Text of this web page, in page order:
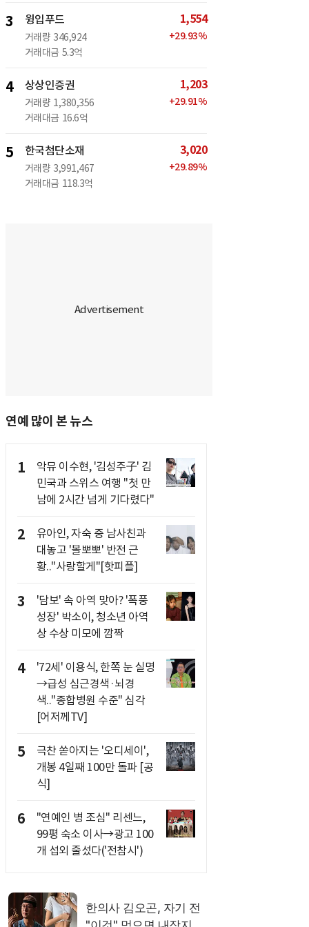
3 윙입푸드
거래량 346,924
거래대금 5.3억
1,554
+29.93%
4 상상인증권
거래량 1,380,356
거래대금 16.6억
1,203
+29.91%
5 한국첨단소재
거래량 3,991,467
거래대금 118.3억
3,020
+29.89%
연예 많이 본 뉴스
1
악뮤 이수현, '김성주子' 김
민국과 스위스 여행 "첫 만
남에 2시간 넘게 기다렸다"
2
유아인, 자숙 중 남사친과
대놓고 '볼뽀뽀' 반전 근
황.."사랑할게"[핫피플]
3
'담보' 속 아역 맞아? '폭풍
성장' 박소이, 청소년 아역
상 수상 미모에 깜짝
4
'72세' 이용식, 한쪽 눈 실명
→급성 심근경색·뇌경
색.."종합병원 수준" 심각
[어저께TV]
5
극찬 쏟아지는 '오디세이',
개봉 4일째 100만 돌파 [공
식]
6
"연예인 병 조심" 리센느,
99평 숙소 이사→광고 100
개 섭외 줄섰다('전참시')